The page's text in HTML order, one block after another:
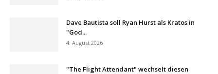
Dave Bautista soll Ryan Hurst als Kratos in
"God...
4. August 2026
"The Flight Attendant" wechselt diesen